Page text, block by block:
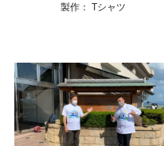
製作： Tシャツ